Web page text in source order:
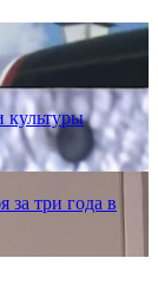
культуры
за три года в